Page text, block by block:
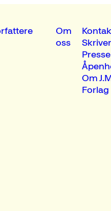
Om
oss
Presse
Om
Forlag